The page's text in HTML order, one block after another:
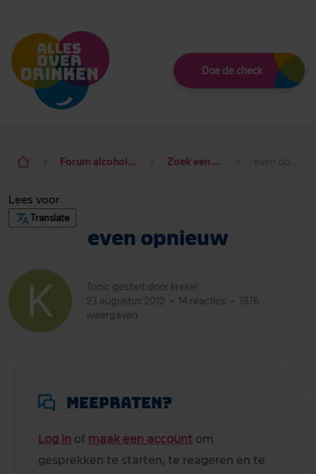
Doe de check
Forum alcohol de baas Zoek een maatje
Lees voor
Translate
even opnieuw
Topic gestart door krekel
23 augustus 2012
• 14 reacties •
1876
weergaven
Meepraten?
Log in of maak een account om
gesprekken te starten, te reageren en te